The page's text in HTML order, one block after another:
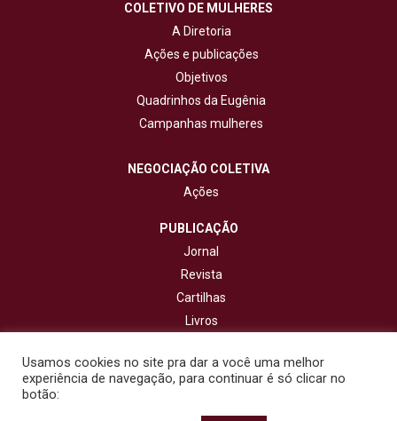
COLETIVO DE MULHERES
A Diretoria
Ações e publicações
Objetivos
Quadrinhos da Eugênia
Campanhas mulheres
NEGOCIAÇÃO COLETIVA
Ações
PUBLICAÇÃO
Jornal
Revista
Cartilhas
Livros
CONTATO
Usamos cookies no site pra dar a você uma melhor
experiência de navegação, para continuar é só clicar no
botão: